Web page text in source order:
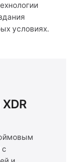
условиях.
с